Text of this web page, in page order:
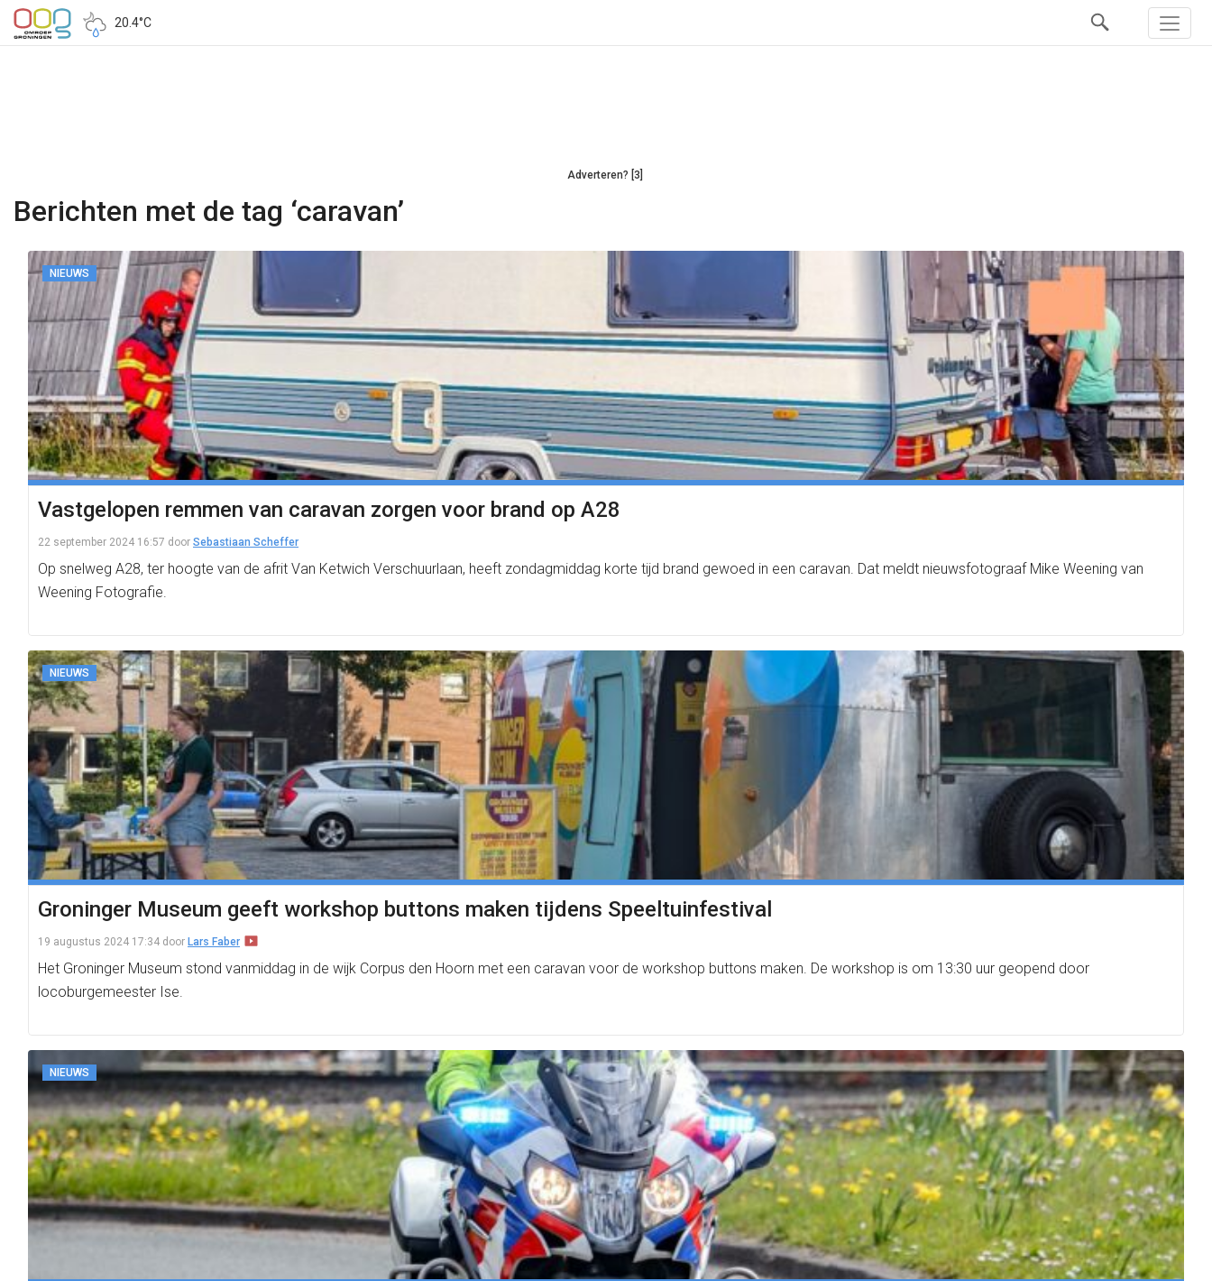
20.4°C
Adverteren? [3]
Berichten met de tag ‘caravan’
NIEUWS
Vastgelopen remmen van caravan zorgen voor brand op A28
22 september 2024 16:57 door Sebastiaan Scheffer
Op snelweg A28, ter hoogte van de afrit Van Ketwich Verschuurlaan, heeft zondagmiddag korte tijd brand gewoed in een caravan. Dat meldt nieuwsfotograaf Mike Weening van
Weening Fotografie.
NIEUWS
Groninger Museum geeft workshop buttons maken tijdens Speeltuinfestival
19 augustus 2024 17:34 door Lars Faber
Het Groninger Museum stond vanmiddag in de wijk Corpus den Hoorn met een caravan voor de workshop buttons maken. De workshop is om 13:30 uur geopend door
locoburgemeester Ise.
NIEUWS